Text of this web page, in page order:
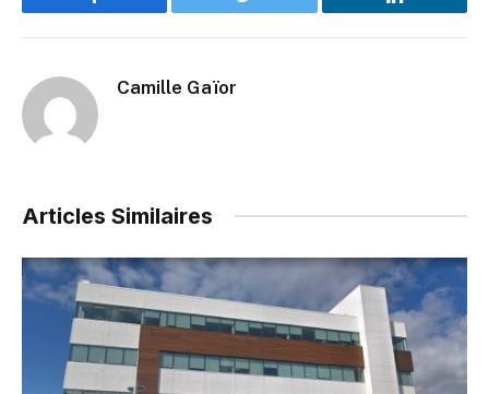
Facebook Twitter LinkedIn
Camille Gaïor
Articles Similaires